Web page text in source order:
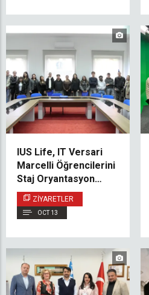
IUS Life, IT Versari
Marcelli Öğrencilerini
Staj Oryantasyon
Günü’nde Ağırladı
ZIYARETLER
OCT 13